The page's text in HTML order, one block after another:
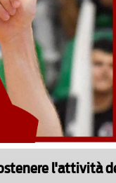
l'attività